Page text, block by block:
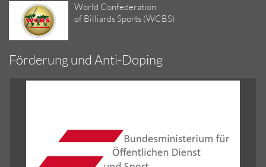
World Confederation
of Billiards Sports (WCBS)
Förderung und Anti-Doping